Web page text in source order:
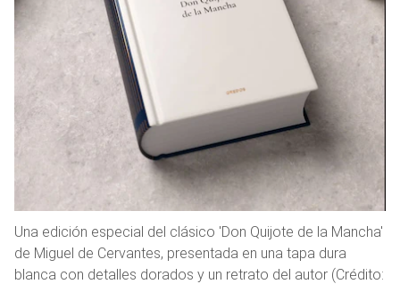
Una edición especial del clásico 'Don Quijote de la Mancha'
de Miguel de Cervantes, presentada en una tapa dura
blanca con detalles dorados y un retrato del autor (Crédito: